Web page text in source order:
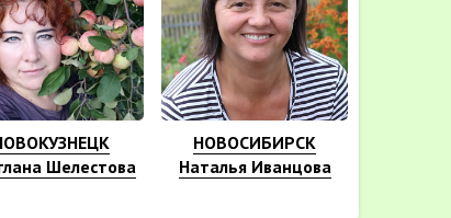
Шелестова
НОВОСИБИРСК
Наталья Иванцова